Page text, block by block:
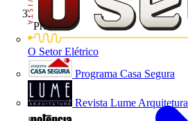
O Setor Elétrico
Programa Casa Segura
Revista Lume Arquitetura
Produtos